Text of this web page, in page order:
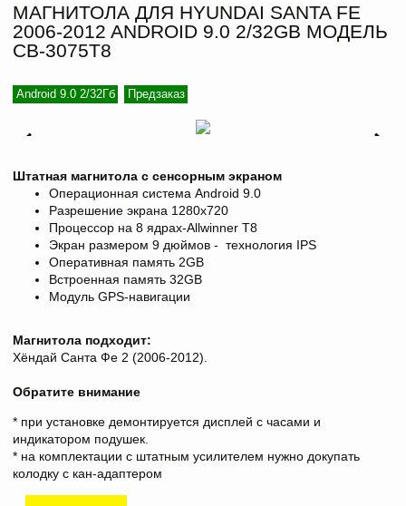
МАГНИТОЛА ДЛЯ HYUNDAI SANTA FE
2006-2012 ANDROID 9.0 2/32GB МОДЕЛЬ
CB-3075T8
Android 9.0 2/32Гб Предзаказ
Штатная магнитола с сенсорным экраном
Операционная система Android 9.0
Разрешение экрана 1280х720
Процессор на 8 ядрах-Allwinner T8
Экран размером 9 дюймов - технология IPS
Оперативная память 2GB
Встроенная память 32GB
Модуль GPS-навигации
Магнитола подходит:
Хёндай Санта Фе 2 (2006-2012).
Обратите внимание
* при установке демонтируется дисплей с часами и
индикатором подушек.
* на комплектации с штатным усилителем нужно докупать
колодку с кан-адаптером